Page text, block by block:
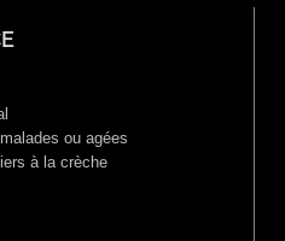
ou agées
à la crèche